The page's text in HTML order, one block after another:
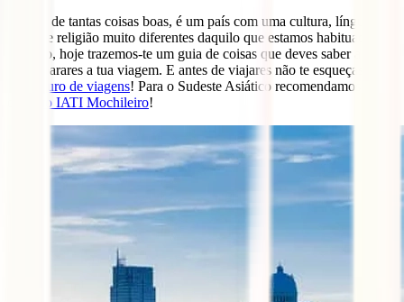
Apesar de tantas coisas boas, é um país com uma cultura, língua,
escrita e religião muito diferentes daquilo que estamos habituados.
Por isso, hoje trazemos-te um guia de coisas que deves saber antes
de preparares a tua viagem. E antes de viajares não te esqueças do
seguro de viagens! Para o Sudeste Asiático recomendamos
seguro IATI Mochileiro!